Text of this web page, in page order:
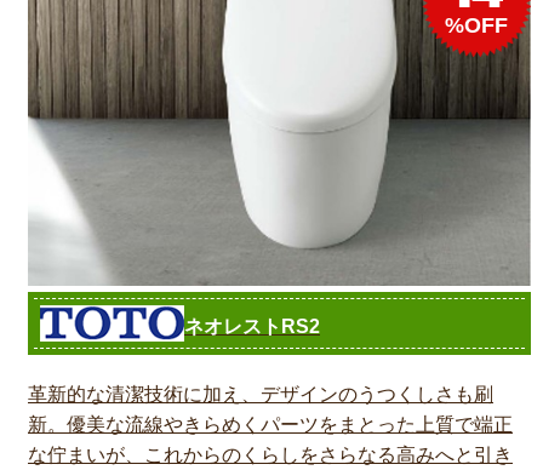
%OFF
ネオレストRS2
革新的な清潔技術に加え、デザインのうつくしさも刷
新。優美な流線やきらめくパーツをまとった上質で端正
な佇まいが、これからのくらしをさらなる高みへと引き